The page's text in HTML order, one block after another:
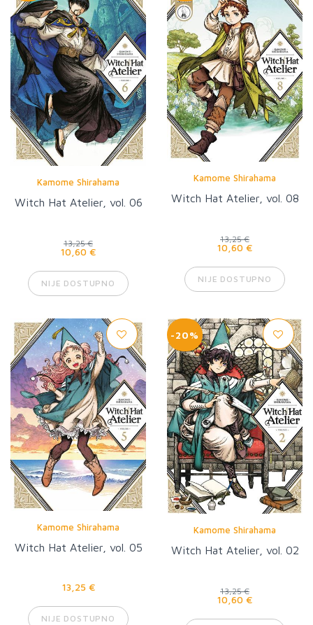
Kamome Shirahama
Witch Hat Atelier, vol. 06
13,25 €
10,60 €
NIJE DOSTUPNO
Kamome Shirahama
Witch Hat Atelier, vol. 08
13,25 €
10,60 €
NIJE DOSTUPNO
Kamome Shirahama
Witch Hat Atelier, vol. 05
13,25 €
NIJE DOSTUPNO
-20%
Kamome Shirahama
Witch Hat Atelier, vol. 02
13,25 €
10,60 €